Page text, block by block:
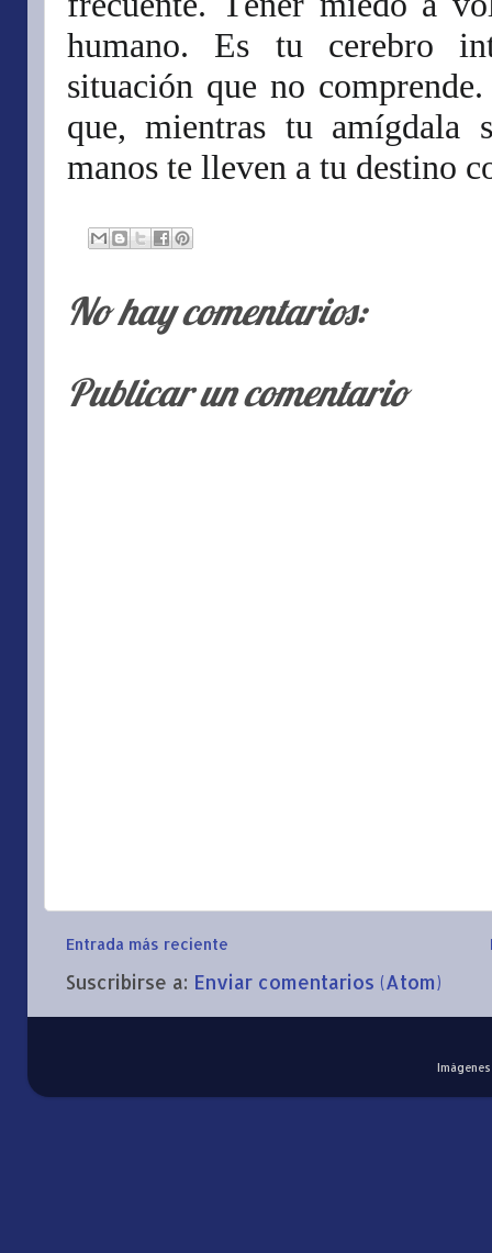
humano. Es tu cerebro
situación que no
que, mientras tu
manos te lleven a tu destino
No hay comentarios:
Publicar un comentario
Entrada más reciente
Suscribirse a: Enviar comentarios (Atom)